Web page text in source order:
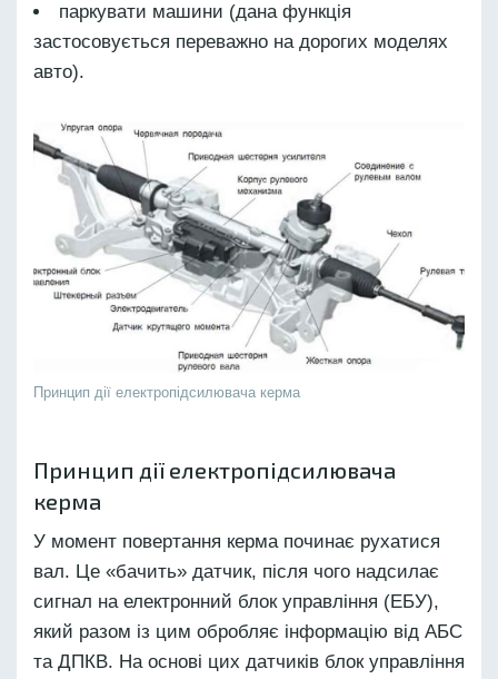
паркувати машини (дана функція
застосовується переважно на дорогих моделях
авто).
Принцип дії електропідсилювача керма
Принцип дії електропідсилювача
керма
У момент повертання керма починає рухатися
вал. Це «бачить» датчик, після чого надсилає
сигнал на електронний блок управління (ЕБУ),
який разом із цим обробляє інформацію від АБС
та ДПКВ. На основі цих датчиків блок управління